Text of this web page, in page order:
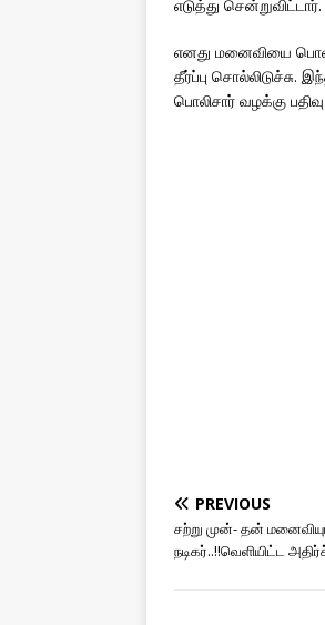
எடுத்து சென்றுவிட்டார்.
எனது மனைவியை
தீர்ப்பு சொல்லிடுச்சு.
பொலிசார் வழக்கு
PREVIOUS
சற்று முன்- தன்
நடிகர்..!!வெளியிட்ட